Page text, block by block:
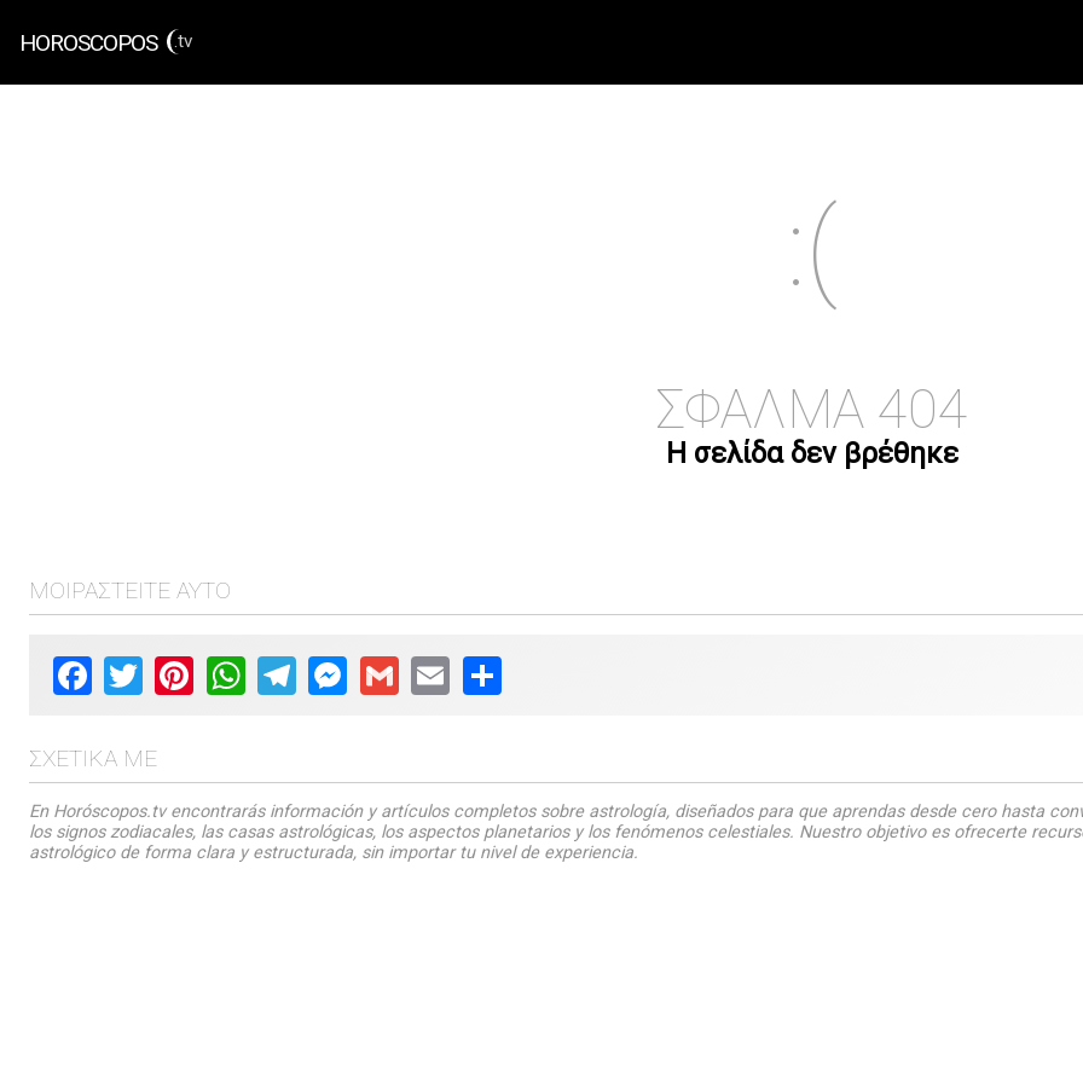
HOROSCOPOS .tv
ΣΦΆΛΜΑ 404
Η σελίδα δεν βρέθηκε
ΜΟΙΡΑΣΤΕΊΤΕ ΑΥΤΌ
Facebook
Twitter PinterestWhatsAppTelegramMessenger
Gmail Email Share
ΣΧΕΤΙΚΆ ΜΕ
En Horóscopos.tv encontrarás información y artículos completos sobre astrología, diseñados para que aprendas desde cero hasta
los signos zodiacales, las casas astrológicas, los aspectos planetarios y los fenómenos celestiales. Nuestro objetivo es ofrecerte
astrológico de forma clara y estructurada, sin importar tu nivel de experiencia.